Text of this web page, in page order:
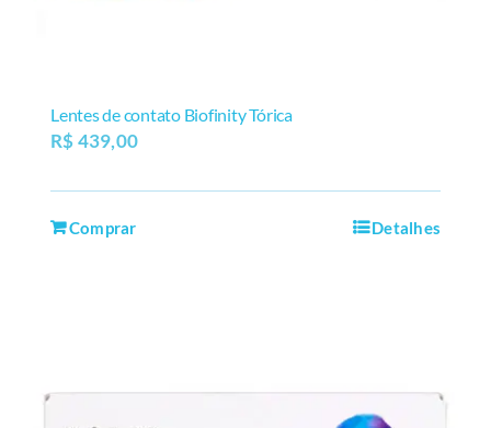
Lentes de contato Biofinity Tórica
R$439,00
Comprar Detalhes